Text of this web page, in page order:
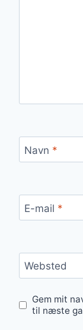
Navn *
E-mail *
Websted
Gem mit
til næste